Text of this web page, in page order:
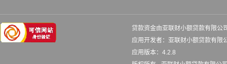
贷款资金由亚联财小额贷款有限公
应用开发者：亚联财小额贷
应用版本：4.2.8 更